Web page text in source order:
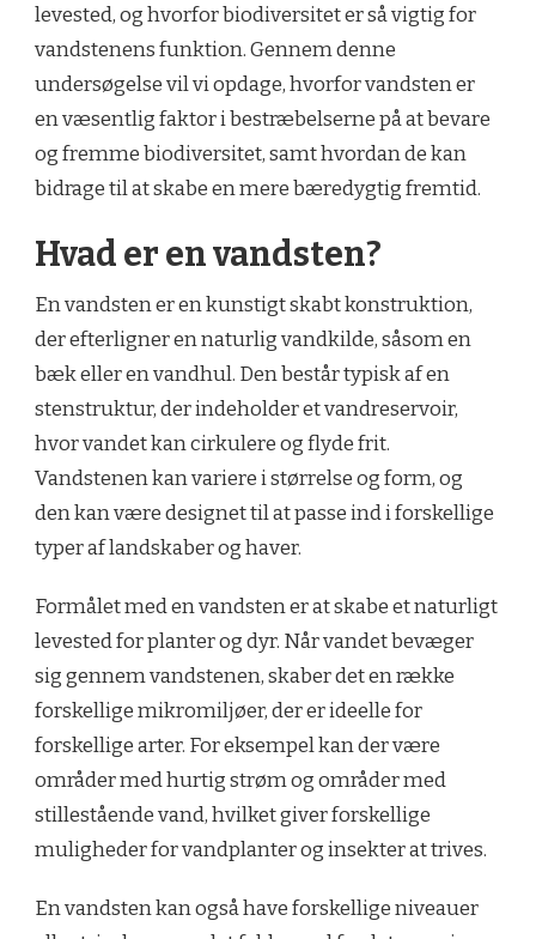
levested, og hvorfor biodiversitet er så vigtig for
vandstenens funktion. Gennem denne
undersøgelse vil vi opdage, hvorfor vandsten er
en væsentlig faktor i bestræbelserne på at bevare
og fremme biodiversitet, samt hvordan de kan
bidrage til at skabe en mere bæredygtig fremtid.
Hvad er en vandsten?
En vandsten er en kunstigt skabt konstruktion,
der efterligner en naturlig vandkilde, såsom en
bæk eller en vandhul. Den består typisk af en
stenstruktur, der indeholder et vandreservoir,
hvor vandet kan cirkulere og flyde frit.
Vandstenen kan variere i størrelse og form, og
den kan være designet til at passe ind i forskellige
typer af landskaber og haver.
Formålet med en vandsten er at skabe et naturligt
levested for planter og dyr. Når vandet bevæger
sig gennem vandstenen, skaber det en række
forskellige mikromiljøer, der er ideelle for
forskellige arter. For eksempel kan der være
områder med hurtig strøm og områder med
stillestående vand, hvilket giver forskellige
muligheder for vandplanter og insekter at trives.
En vandsten kan også have forskellige niveauer